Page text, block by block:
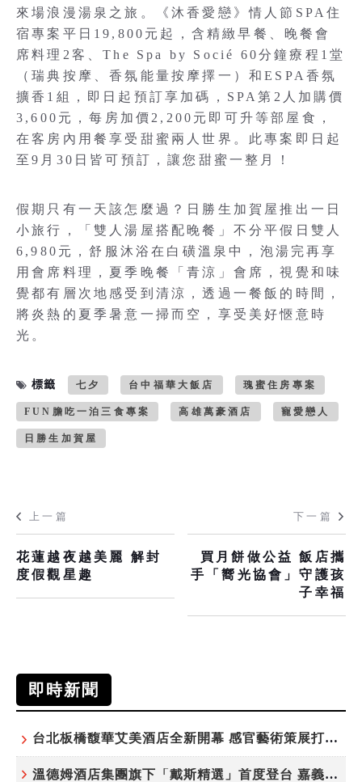
來場浪漫湯泉之旅。《沐香愛戀》情人節SPA住
宿專案平日19,800元起，含精緻早餐、晚餐會
席料理2客、The Spa by Socié 60分鐘療程1堂
（瑞典按摩、香氛能量按摩擇一）和ESPA香氛
擴香1組，即日起預訂享加碼，SPA第2人加購價
3,600元，每房加價2,200元即可升等部屋食，
在客房內用餐享受甜蜜兩人世界。此專案即日起
至9月30日皆可預訂，讓您甜蜜一整月！
假期只有一天該怎麼過？日勝生加賀屋推出一日
小旅行，「雙人湯屋搭配晚餐」不分平假日雙人
6,980元，舒服沐浴在白磺溫泉中，泡湯完再享
用會席料理，夏季晚餐「青涼」會席，視覺和味
覺都有層次地感受到清涼，透過一餐飯的時間，
將炎熱的夏季暑意一掃而空，享受美好愜意時
光。
標籤 七夕 台中福華大飯店 瑰蜜住房專案
FUN膽吃一泊三食專案 高雄萬豪酒店 寵愛戀人
日勝生加賀屋
上一篇
花蓮越夜越美麗 解封
度假觀星趣
下一篇
買月餅做公益 飯店攜
手「嚮光協會」守護孩
子幸福
即時新聞
台北板橋馥華艾美酒店全新開幕 感官藝術策展打造旅居新風格
溫德姆酒店集團旗下「戴斯精選」首度登台 嘉義首店揭新幕